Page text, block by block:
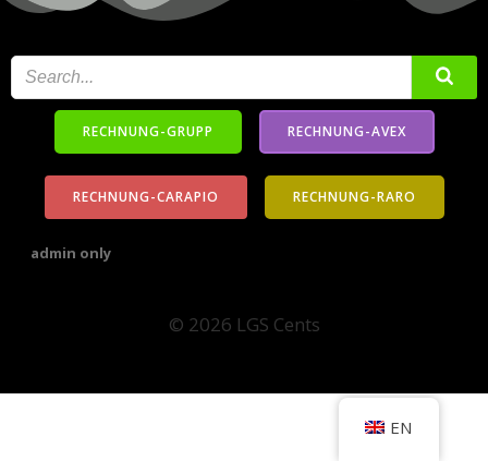
RECHNUNG-GRUPP RECHNUNG-AVEX
RECHNUNG-CARAPIO RECHNUNG-RARO
admin only
© 2026 LGS Cents
EN